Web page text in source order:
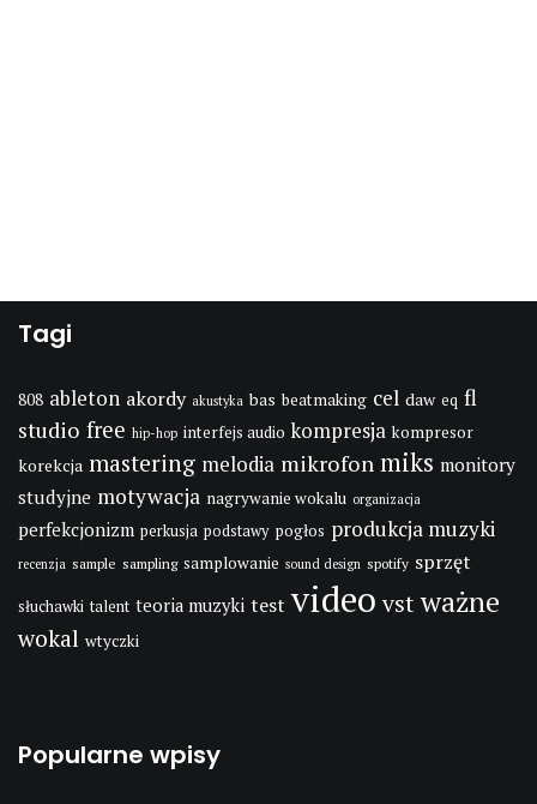
Tagi
808 ableton akordy akustyka bas beatmaking cel daw eq fl
studio free hip-hop interfejs audio kompresja kompresor
korekcja mastering melodia mikrofon miks monitory
studyjne motywacja nagrywanie wokalu organizacja
perfekcjonizm perkusja podstawy pogłos produkcja muzyki
recenzja sample sampling samplowanie sound design spotify sprzęt
słuchawki talent teoria muzyki test video vst ważne
wokal wtyczki
Popularne wpisy